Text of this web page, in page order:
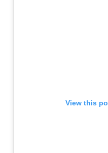
View this